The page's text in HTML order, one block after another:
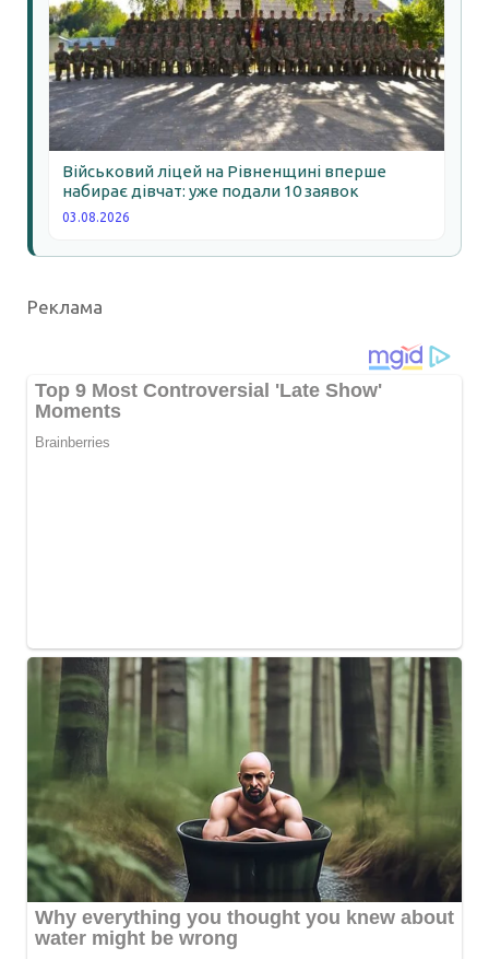
Військовий ліцей на Рівненщині вперше
набирає дівчат: уже подали 10 заявок
03.08.2026
Реклама